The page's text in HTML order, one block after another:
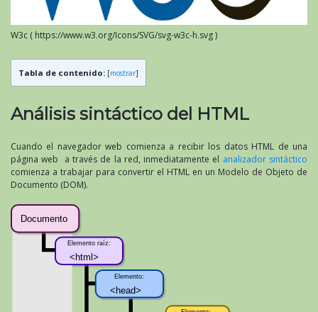
W3c ( https://www.w3.org/Icons/SVG/svg-w3c-h.svg )
Tabla de contenido: [mostrar]
Análisis sintáctico del HTML
Cuando el navegador web comienza a recibir los datos HTML de una
página web a través de la red, inmediatamente el analizador sintáctico
comienza a trabajar para convertir el HTML en un Modelo de Objeto de
Documento (DOM).